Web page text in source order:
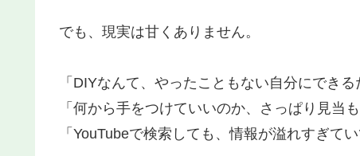
でも、現実は甘くありません。
「DIYなんて、やったこともない自分にできる
「何から手をつけていいのか、さっぱり見当も
「YouTubeで検索しても、情報が溢れすぎて